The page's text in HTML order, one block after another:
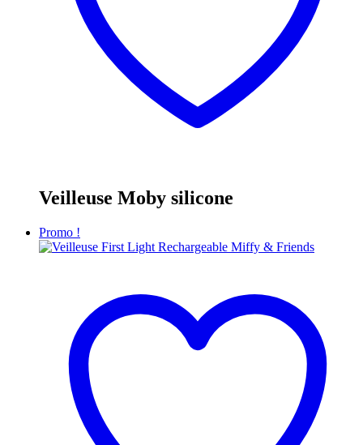
Veilleuse Moby silicone
Promo !